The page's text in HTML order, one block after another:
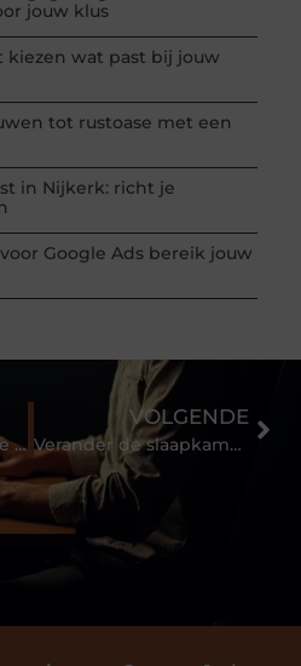
jouw klus
wat past bij jouw
tot rustoase met een
in Nijkerk: richt je
Google Ads bereik jouw
Relatietherapie voor je relatie-dip
VOLGENDE
Verander de slaapkamer met deze leuke aanpassingen